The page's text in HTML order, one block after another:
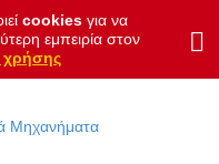
cookiesγια να
εμπειρία στον